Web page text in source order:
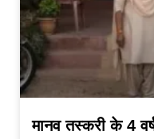
मानव तस्करी के 4